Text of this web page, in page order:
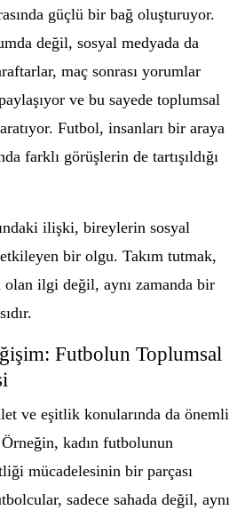
güçlü bir bağ oluşturuyor.
değil, sosyal medyada da
maç sonrası yorumlar
ve bu sayede toplumsal
Futbol, insanları bir araya
farklı görüşlerin de tartışıldığı
ilişki, bireylerin sosyal
bir olgu. Takım tutmak,
olan ilgi değil, aynı zamanda bir
Futbolun Toplumsal
ve eşitlik konularında da önemli
kadın futbolunun
mücadelesinin bir parçası
sadece sahada değil, aynı